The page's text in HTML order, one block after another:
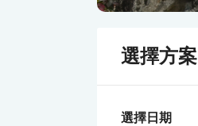
選擇方案
選擇日期